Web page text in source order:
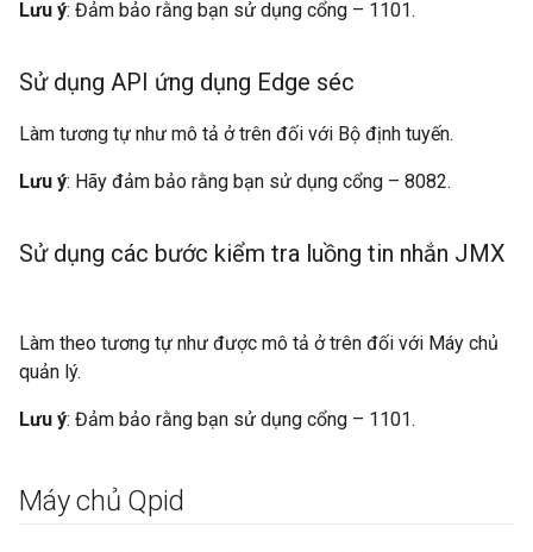
Lưu ý: Đảm bảo rằng bạn sử dụng cổng – 1101.
Sử dụng API ứng dụng Edge séc
Làm tương tự như mô tả ở trên đối với Bộ định tuyến.
Lưu ý: Hãy đảm bảo rằng bạn sử dụng cổng – 8082.
Sử dụng các bước kiểm tra luồng tin nhắn JMX
Làm theo tương tự như được mô tả ở trên đối với Máy chủ
quản lý.
Lưu ý: Đảm bảo rằng bạn sử dụng cổng – 1101.
Máy chủ Qpid